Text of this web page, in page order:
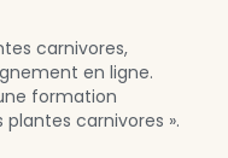
carnivores,
en ligne.
formation
carnivores ».